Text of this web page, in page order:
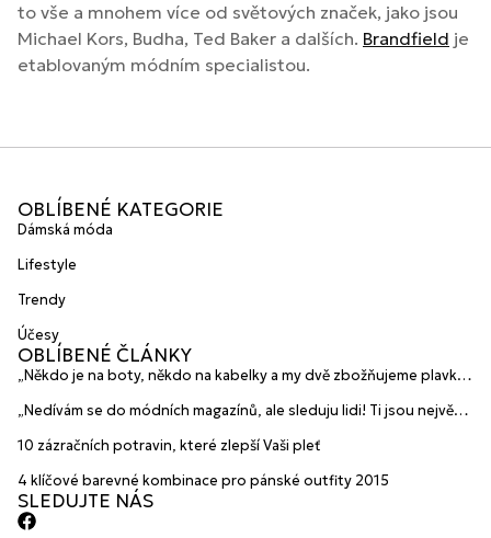
to vše a mnohem více od světových značek, jako jsou
Michael Kors, Budha, Ted Baker a dalších. Brandfield je
etablovaným módním specialistou.
OBLÍBENÉ KATEGORIE
Dámská móda
Lifestyle
Trendy
Účesy
OBLÍBENÉ ČLÁNKY
„Někdo je na boty, někdo na kabelky a my dvě zbožňujeme plavky“
HANAJANA Swimwear
„Nedívám se do módních magazínů, ale sleduju lidi! Ti jsou největší
10 zázračních potravin, které zlepší Vaši pleť
4 klíčové barevné kombinace pro pánské outfity 2015
SLEDUJTE NÁS